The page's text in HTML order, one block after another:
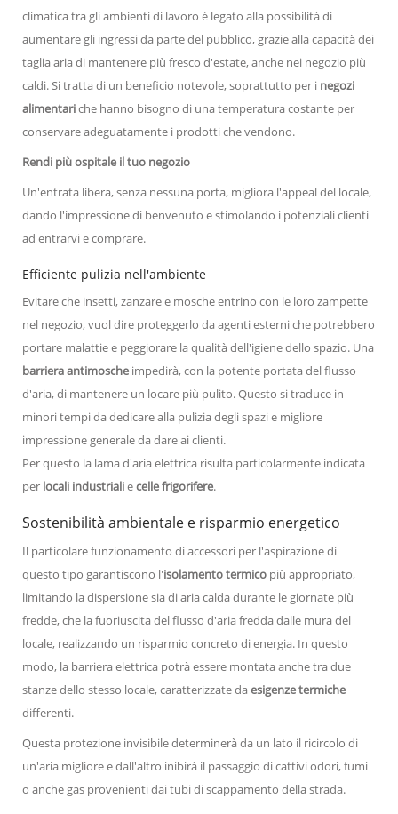
climatica tra gli ambienti di lavoro è legato alla possibilità di
aumentare gli ingressi da parte del pubblico, grazie alla capacità dei
taglia aria di mantenere più fresco d'estate, anche nei negozio più
caldi. Si tratta di un beneficio notevole, soprattutto per i negozi
alimentariche hanno bisogno di una temperatura costante per
conservare adeguatamente i prodotti che vendono.
Rendi più ospitale il tuo negozio
Un'entrata libera, senza nessuna porta, migliora l'appeal del locale,
dando l'impressione di benvenuto e stimolando i potenziali clienti
ad entrarvi e comprare.
Efficiente pulizia nell'ambiente
Evitare che insetti, zanzare e mosche entrino con le loro zampette
nel negozio, vuol dire proteggerlo da agenti esterni che potrebbero
portare malattie e peggiorare la qualità dell'igiene dello spazio. Una
barriera antimosche impedirà, con la potente portata del flusso
d'aria, di mantenere un locare più pulito. Questo si traduce in
minori tempi da dedicare alla pulizia degli spazi e migliore
impressione generale da dare ai clienti.
Per questo la lama d'aria elettrica risulta particolarmente indicata
per locali industrialiecelle frigorifere.
Sostenibilità ambientale e risparmio energetico
Il particolare funzionamento di accessori per l'aspirazione di
questo tipo garantiscono l'isolamento termico più appropriato,
limitando la dispersione sia di aria calda durante le giornate più
fredde, che la fuoriuscita del flusso d'aria fredda dalle mura del
locale, realizzando un risparmio concreto di energia. In questo
modo, la barriera elettrica potrà essere montata anche tra due
stanze dello stesso locale, caratterizzate daesigenze termiche
differenti.
Questa protezione invisibile determinerà da un lato il ricircolo di
un'aria migliore e dall'altro inibirà il passaggio di cattivi odori, fumi
o anche gas provenienti dai tubi di scappamento della strada.